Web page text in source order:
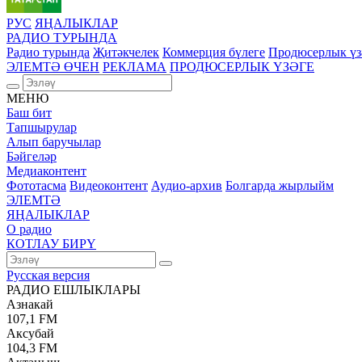
РУС ЯҢАЛЫКЛАР
РАДИО ТУРЫНДА
Радио турында Җитәкчелек Коммерция бүлеге Продюсерлык
ЭЛЕМТӘ ӨЧЕН РЕКЛАМА ПРОДЮСЕРЛЫК ҮЗӘГЕ
МЕНЮ
Баш бит
Тапшырулар
Алып баручылар
Бәйгеләр
Медиаконтент
Фототасма Видеоконтент Аудио-архив Болгарда жырлыйм
ЭЛЕМТӘ
ЯҢАЛЫКЛАР
О радио
КОТЛАУ БИРҮ
Русская версия
РАДИО ЕШЛЫКЛАРЫ
Азнакай
107,1 FM
Аксубай
104,3 FM